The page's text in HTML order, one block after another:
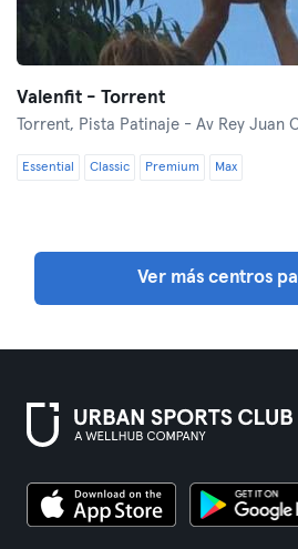
Valenfit - Torrent
Torrent, Pista Patinaje - Av Rey Juan Carlos I
Essential Classic Premium Max
Ver más centros